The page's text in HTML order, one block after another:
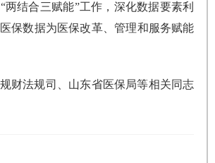
两结合三赋能”工作，深化数据要素利
保数据为医保改革、管理和服务赋能
财法规司、山东省医保局等相关同志